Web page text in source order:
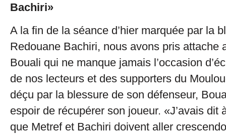
Bachiri»
A la fin de la séance d’hier marquée par la
Redouane Bachiri, nous avons pris attache
Bouali qui ne manque jamais l’occasion
de nos lecteurs et des supporters du
déçu par la blessure de son défenseur,
espoir de récupérer son joueur. «J’avais dit
que Metref et Bachiri doivent aller